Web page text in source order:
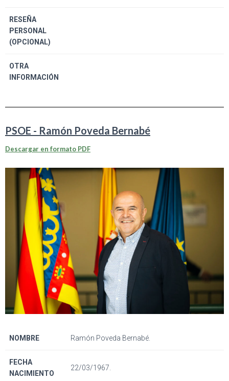
RESEÑA
PERSONAL
(OPCIONAL)
OTRA
INFORMACIÓN
PSOE - Ramón Poveda Bernabé
Descargar en formato PDF
NOMBRE Ramón Poveda Bernabé.
FECHA
NACIMIENTO
22/03/1967.